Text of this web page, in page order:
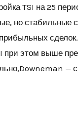
TSI на 25
но стабильные
при этом выше
—